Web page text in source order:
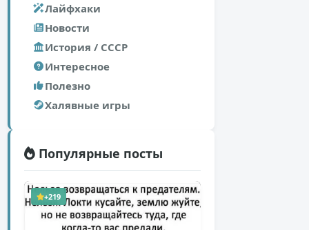
Лайфхаки
Новости
История / СССР
Интересное
Полезно
Халявные игры
Популярные посты
+219